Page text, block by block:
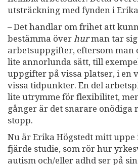
utsträckning med fynden i
– Det handlar om frihet att
bestämma över hurman tar
arbetsuppgifter, eftersom man
lite annorlunda sätt, till
uppgifter på vissa platser, i en
vissa tidpunkter. En del
lite utrymme för flexibilitet,
gånger är det snarare onödiga
stopp.
Nu är Erika Högstedt mitt
fjärde studie, som rör hur
autism och/eller adhd ser på